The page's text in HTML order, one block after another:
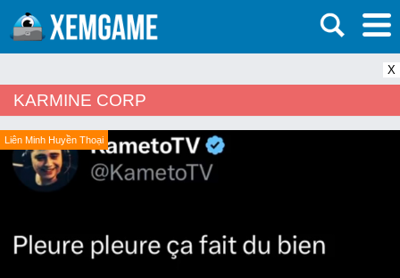
X
KARMINE CORP
Liên Minh Huyền Thoại